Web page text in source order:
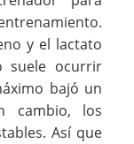
y el lactato
suele ocurrir
bajó un
cambio, los
Así que